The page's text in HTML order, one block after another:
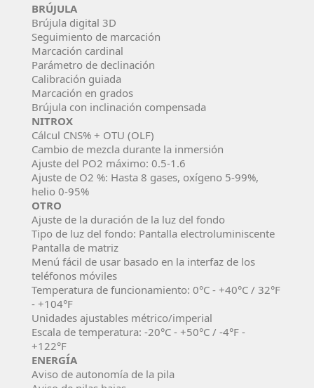
BRÚJULA
Brújula digital 3D
Seguimiento de marcación
Marcación cardinal
Parámetro de declinación
Calibración guiada
Marcación en grados
Brújula con inclinación compensada
NITROX
Cálcul CNS% + OTU (OLF)
Cambio de mezcla durante la inmersión
Ajuste del PO2 máximo: 0.5-1.6
Ajuste de O2 %: Hasta 8 gases, oxígeno 5-99%,
helio 0-95%
OTRO
Ajuste de la duración de la luz del fondo
Tipo de luz del fondo: Pantalla electroluminiscente
Pantalla de matriz
Menú fácil de usar basado en la interfaz de los
teléfonos móviles
Temperatura de funcionamiento: 0°C - +40°C / 32°F
- +104°F
Unidades ajustables métrico/imperial
Escala de temperatura: -20°C - +50°C / -4°F -
+122°F
ENERGÍA
Aviso de autonomía de la pila